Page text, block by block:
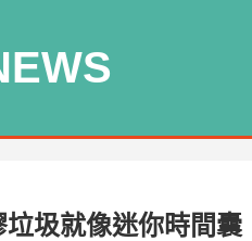
垃圾就像迷你時間囊